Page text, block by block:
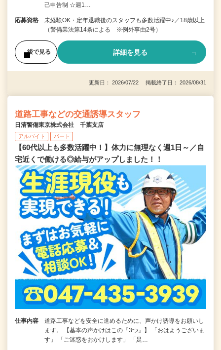
己申告制 ☆週1…
応募資格
未経験OK・定年退職後のスタッフも多数活躍中♪／18歳以上
（警備業法第14条による ※例外事由2号）
後で見る 詳細を見る
更新日： 2026/07/22 掲載終了日： 2026/08/31
道路工事などの交通誘導スタッフ
日清警備東京株式会社 千葉支店
アルバイト パート
【60代以上も多数活躍中！】体力に無理なく週1日～／自
宅近くで働ける◎給与がアップしました！！
仕事内容
道路工事などを安全に進めるために、声かけ誘導をお願いし
ます。 【基本の声かけはこの『3つ』】 「おはようございま
す」 「ご迷惑をおかけします」 「足…